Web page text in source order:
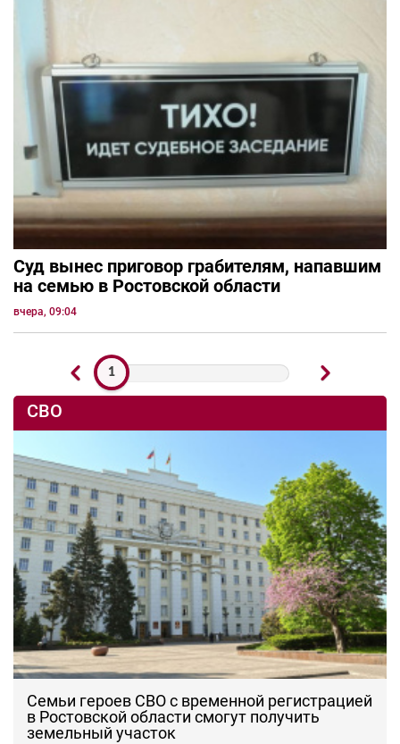
Суд вынес приговор грабителям, напавшим
на семью в Ростовской области
вчера, 09:04
1
СВО
Семьи героев СВО с временной регистрацией
в Ростовской области смогут получить
земельный участок